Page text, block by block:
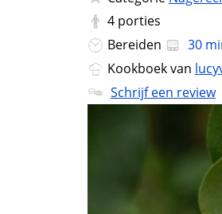
4 porties
Bereiden
30
Kookboek van
Schrijf een review